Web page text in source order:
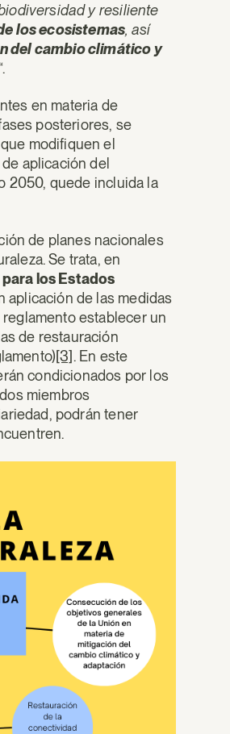
y resiliente
los ecosistemas, así
del cambio climático y
en materia de
posteriores, se
modifiquen el
aplicación del
2050, quede incluida la
de planes nacionales
Se trata, en
los Estados
aplicación de las medidas
establecer un
de restauración
[3]. En este
condicionados por los
miembros
podrán tener